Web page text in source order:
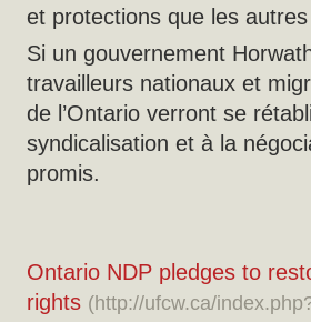
et protections que les
Si un gouvernement
travailleurs nationaux et
de l’Ontario verront se
syndicalisation et à la
promis.
Ontario NDP pledges to
rights (http://ufcw.ca/